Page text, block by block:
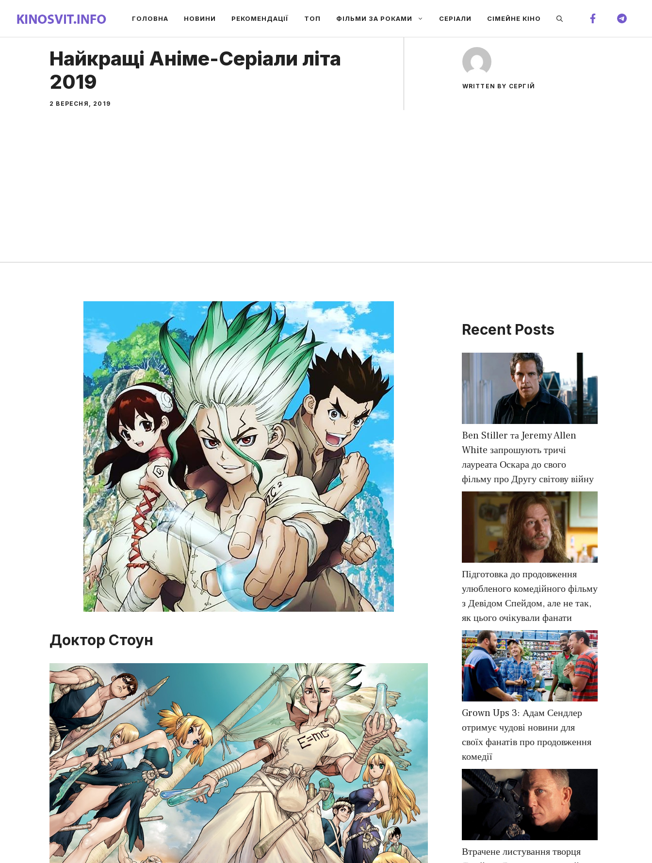
вмісту
ГОЛОВНА НОВИНИ РЕКОМЕНДАЦІЇ ТОП ФІЛЬМИ ЗА РОКАМИ СЕРІАЛИ СІМЕЙНЕ КІНО
Найкращі Аніме-Серіали літа
2019
2 ВЕРЕСНЯ, 2019
WRITTEN BY СЕРГІЙ
Доктор Стоун
Recent Posts
Ben Stiller та Jeremy Allen
White запрошують тричі
лауреата Оскара до свого
фільму про Другу світову війну
Підготовка до продовження
улюбленого комедійного фільму
з Девідом Спейдом, але не так,
як цього очікували фанати
Grown Ups 3: Адам Сендлер
отримує чудові новини для
своїх фанатів про продовження
комедії
Втрачене листування творця